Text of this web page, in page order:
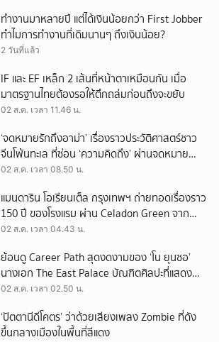
ทำงานมาหลายปี แต่ได้เงินน้อยกว่า First Jobber
ทำไมการทำงานที่เดิมนานๆ ถึงเงินน้อย?
2 วันที่แล้ว
IF และ EF เหล็ก 2 เส้นที่หน้าตาเหมือนกัน เมื่อ
มาตรฐานไทยต้องรอให้ตึกถล่มก่อนถึงจะขยับ
02 ส.ค. เวลา 11.46 น.
‘จดหมายรักถึงอาม่า’ เรื่องราวประวัติศาสตร์ชาว
จีนโพ้นทะเล ที่ซ่อน ‘ความคิดถึง’ ผ่านจดหมาย
‘โพยก๊วน’
02 ส.ค. เวลา 08.50 น.
แมนดาริน โอเรียนเต็ล กรุงเทพฯ ถ่ายทอดเรื่องราว
150 ปี ของโรงแรม ผ่าน Celadon Green จาก
เครื่องศิลาดล
02 ส.ค. เวลา 04.43 น.
ย้อนดู Career Path สุดงดงามของ ‘โน ยุนซอ’
นางเอก The East Palace บัณฑิตศิลปะที่แสดง
เรื่องไหนก็ปัง
02 ส.ค. เวลา 02.50 น.
‘ปัตตานีดีโคตร’ ว่าด้วยเสียงเพลง Zombie ที่ดัง
ขึ้นกลางเมืองในพื้นที่สีแดง